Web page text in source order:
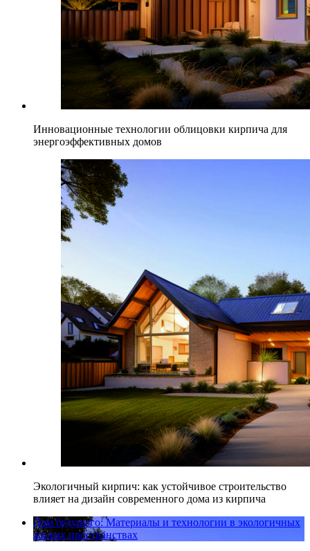
Инновационные технологии облицовки кирпича для
энергоэффективных домов
Экологичный кирпич: как устойчивое строительство
влияет на дизайн современного дома из кирпича
Дом будущего: Материалы и технологии в экологичных
жилых пространствах